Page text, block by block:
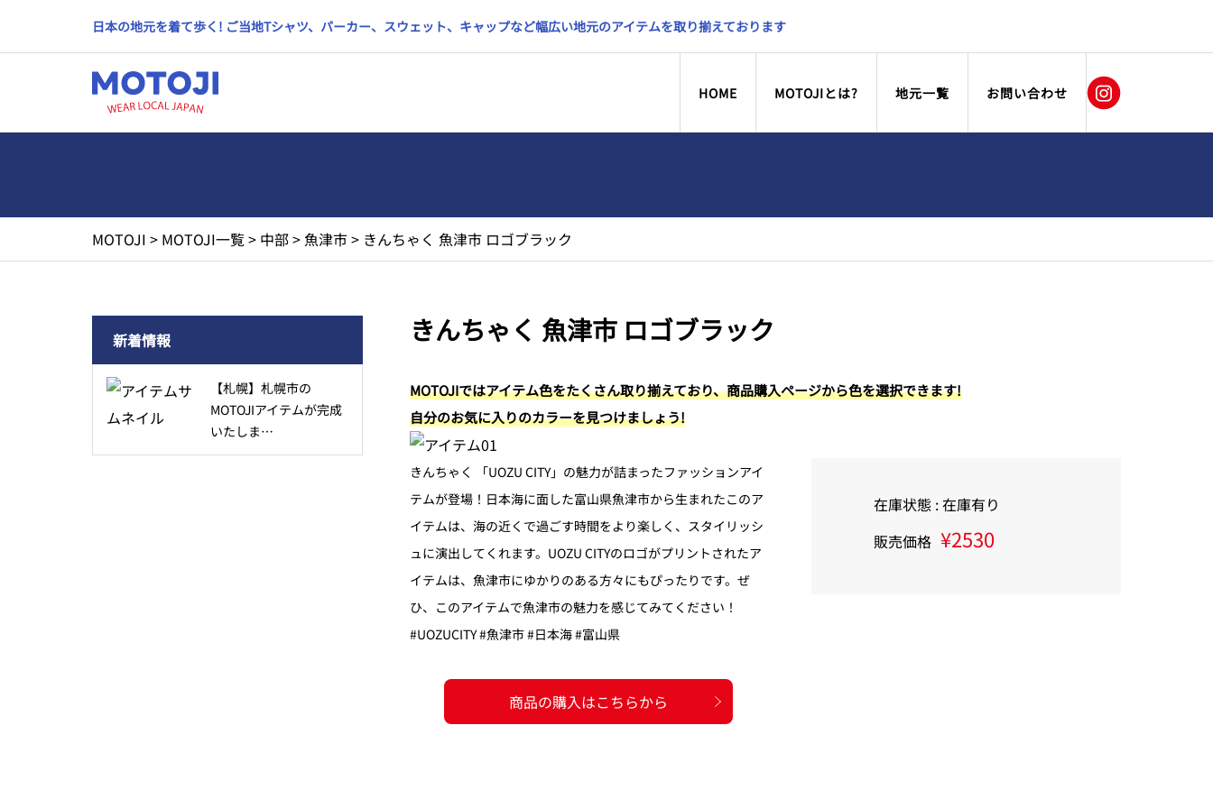
日本の地元を着て歩く! ご当地Tシャツ、パーカー、スウェット、キャップなど幅広い地元のアイテムを取り揃えております
HOME MOTOJIとは? 地元一覧 お問い合わせ
MOTOJI > MOTOJI一覧> 中部> 魚津市> きんちゃく 魚津市 ロゴブラック
新着情報
【札幌】札幌市の
MOTOJIアイテムが完成
いたしま…
きんちゃく 魚津市 ロゴブラック
MOTOJIではアイテム色をたくさん取り揃えており、商品購入ページから色を選択できます!
自分のお気に入りのカラーを見つけましょう!
きんちゃく 「UOZU CITY」の魅力が詰まったファッションアイ
テムが登場！日本海に面した富山県魚津市から生まれたこのア
イテムは、海の近くで過ごす時間をより楽しく、スタイリッシ
ュに演出してくれます。UOZU CITYのロゴがプリントされたア
イテムは、魚津市にゆかりのある方々にもぴったりです。ぜ
ひ、このアイテムで魚津市の魅力を感じてみてください！
#UOZUCITY #魚津市 #日本海 #富山県
商品の購入はこちらから
在庫状態 : 在庫有り
販売価格 ¥2530